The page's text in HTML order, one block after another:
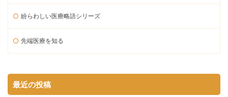
紛らわしい医療略語シリーズ
先端医療を知る
最近の投稿